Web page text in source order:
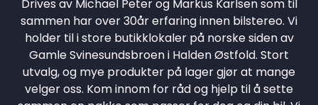
Drives av Michael Peter og Markus Karlsen som til
sammen har over 30år erfaring innen bilstereo. Vi
holder til i store butikklokaler på norske siden av
Gamle Svinesundsbroen i Halden Østfold. Stort
utvalg, og mye produkter på lager gjør at mange
velger oss. Kom innom for råd og hjelp til å sette